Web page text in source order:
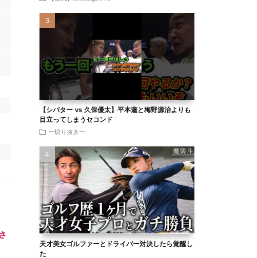
【シバター vs 久保優太】平本蓮と梅野源治よりも
目立ってしまうセコンド
ー切り抜きー
天才美女ゴルファーとドライバー対決したら覚醒し
た